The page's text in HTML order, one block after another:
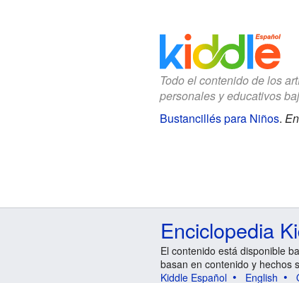
Todo el contenido de los
personales y educativos
Bustancillés para Niños.
Enciclopedia
El contenido está disponible
basan en contenido y hechos
Kiddle Español
English